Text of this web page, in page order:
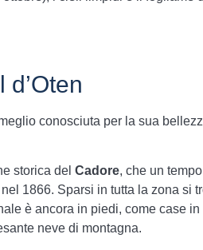
conosciuta per la sua
storica del Cadore, che un
1866. Sparsi in tutta la zona si
è ancora in piedi, come case
neve di montagna.